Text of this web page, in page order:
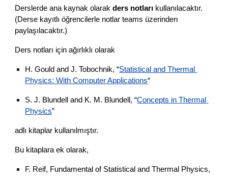
Derslerde ana kaynak olarak ders notları kullanılacaktır.
(Derse kayıtlı öğrencilerle notlar teams üzerinden
paylaşılacaktır.)
Ders notları için ağırlıklı olarak
H. Gould and J. Tobochnik, “Statistical and Thermal
Physics: With Computer Applications“
S. J. Blundell and K. M. Blundell, “Concepts in Thermal
Physics”
adlı kitaplar kullanılmıştır.
Bu kitaplara ek olarak,
F. Reif, Fundamental of Statistical and Thermal Physics,